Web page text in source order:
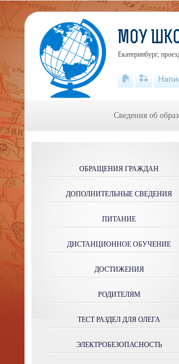
ОБРАЩЕНИЯ ГРАЖДАН
ДОПОЛНИТЕЛЬНЫЕ СВЕДЕНИЯ
ПИТАНИЕ
ДИСТАНЦИОННОЕ ОБУЧЕНИЕ
ДОСТИЖЕНИЯ
РОДИТЕЛЯМ
ТЕСТ РАЗДЕЛ ДЛЯ ОЛЕГА
ЭЛЕКТРОБЕЗОПАСНОСТЬ
МОУ
Екатеринбург,
Сведения об